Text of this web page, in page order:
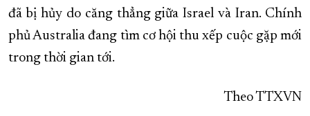
đã bị hủy do căng thẳng giữa Israel và Iran. Chính
phủ Australia đang tìm cơ hội thu xếp cuộc gặp mới
trong thời gian tới.
Theo TTXVN